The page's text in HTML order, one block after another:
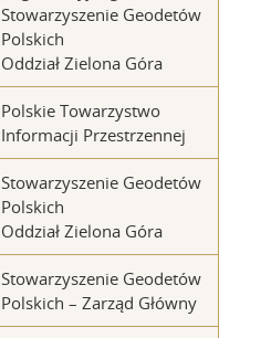
Stowarzyszenie Geodetów
Polskich
Oddział Zielona Góra
Polskie Towarzystwo
Informacji Przestrzennej
Stowarzyszenie Geodetów
Polskich
Oddział Zielona Góra
Stowarzyszenie Geodetów
Polskich – Zarząd Główny